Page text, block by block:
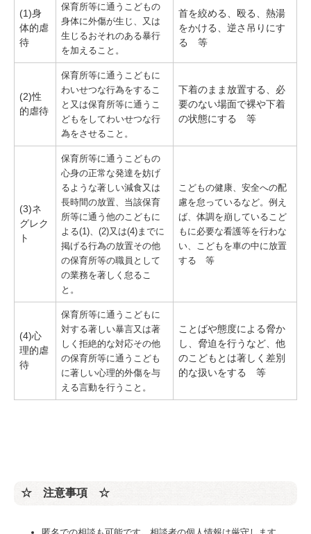
(1)身
体的虐
待
保育所等に通うこどもの
身体に外傷が生じ、又は
生じるおそれのある暴行
を加えること。
首を絞める、殴る、熱湯
をかける、逆さ吊りにす
る 等
(2)性
的虐待
保育所等に通うこどもに
わいせつな行為をするこ
と又は保育所等に通うこ
どもをしてわいせつな行
為をさせること。
下着のまま放置する、必
要のない場面で裸や下着
の状態にする 等
(3)ネ
グレク
ト
保育所等に通うこどもの
心身の正常な発達を妨げ
るような著しい減食又は
長時間の放置、当該保育
所等に通う他のこどもに
よる(1)、(2)又は(4)までに
掲げる行為の放置その他
の保育所等の職員として
の業務を著しく怠るこ
と。
こどもの健康、安全への配
慮を怠っているなど。例え
ば、体調を崩しているこど
もに必要な看護等を行わな
い、こどもを車の中に放置
する 等
(4)心
理的虐
待
保育所等に通うこどもに
対する著しい暴言又は著
しく拒絶的な対応その他
の保育所等に通うこども
に著しい心理的外傷を与
える言動を行うこと。
ことばや態度による脅か
し、脅迫を行うなど、他
のこどもとは著しく差別
的な扱いをする 等
☆ 注意事項 ☆
匿名での相談も可能です。相談者の個人情報は厳守します。